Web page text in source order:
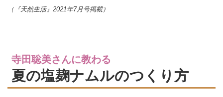
（『天然生活』2021年7月号掲載）
寺田聡美さんに教わる
夏の塩麹ナムルのつくり方